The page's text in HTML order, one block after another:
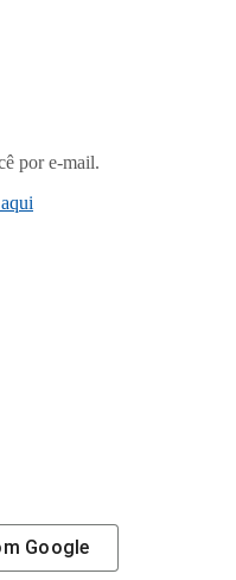
por e-mail.
Google